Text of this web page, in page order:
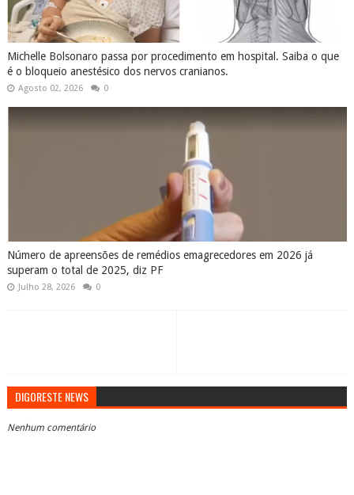
Michelle Bolsonaro passa por procedimento em hospital. Saiba o que
é o bloqueio anestésico dos nervos cranianos.
Agosto 02, 2026 0
Número de apreensões de remédios emagrecedores em 2026 já
superam o total de 2025, diz PF
Julho 28, 2026 0
DIGORESTE NEWS
Nenhum comentário